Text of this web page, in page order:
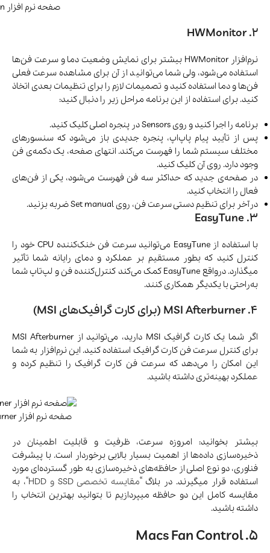
صفحه نرم افزار SpeedFan
2. HWMonitor
نرم‌افزار HWMonitor بیشتر برای نمایش وضعیت دما و سرعت فن‌ها
استفاده می‌شود، ولی شما می‌توانید از آن برای مشاهده سرعت فعلی
فن‌ها و دما استفاده کنید و تصمیمات لازم را برای تنظیمات بعدی اتخاذ
کنید. برای استفاده از این برنامه مراحل زیر را دنبال کنید:
برنامه را اجرا کنید و روی Sensors در پنجره اصلی کلیک کنید.
پس از تأیید پیام پاپ‌اپ، پنجره جدیدی باز می‌شود که سنسورهای
مختلف سیستم شما را فهرست می‌کند. انتهای صفحه، یک دکمه‌ی فن
وجود دارد. روی آن کلیک کنید.
در صفحه‌ی جدید که حداکثر سه فن فهرست می‌شود، یکی از فن‌های
فعال را انتخاب کنید.
درآخر برای تنظیم دستی سرعت فن، روی Set manual ضربه بزنید.
3. EasyTune
با استفاده از EasyTune می‌توانید سرعت فن خنک‌کننده CPU خود را
کنترل کنید که بطور مستقیم بر عملکرد و دمای رایانه شما تأثیر
میگذارد. درواقع EasyTune کمک می‌کند کنترل‌کننده فن و لپ‌تاپ شما
به‌راحتی با یکدیگر همکاری کنند.
4. MSI Afterburner (برای کارت گرافیک‌های MSI)
اگر شما یک کارت گرافیک MSI دارید، می‌توانید از MSI Afterburner
برای کنترل سرعت فن کارت گرافیک استفاده کنید. این نرم‌افزار به شما
این امکان را می‌دهد که سرعت فن کارت گرافیک را تنظیم کرده و
عملکرد بهینه‌تری داشته باشید.
صفحه نرم افزار MSI Afterburner
بیشتر بخوانید: امروزه سرعت، ظرفیت و قابلیت اطمینان در
ذخیره‌سازی داده‌ها از اهمیت بسیار بالایی برخوردار است. با پیشرفت
فناوری، دو نوع اصلی از حافظه‌های ذخیره‌سازی به طور گسترده‌ای مورد
استفاده قرار میگیرند. در بلاگ “مقایسه تخصصی SSD و HDD
“، به
مقایسه‌ کامل این دو حافظه میپردازیم تا بتوانید بهترین انتخاب را
داشته باشید.
5. Macs Fan Control